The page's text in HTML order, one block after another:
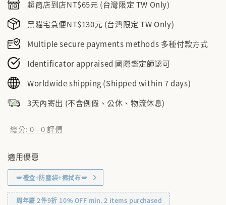
超商店到店NT$65元 (台灣限定 TW Only)
黑貓宅急便NT$130元 (台灣限定 TW Only)
Multiple secure payments methods 多種付款方式
Identificator appraised 國際鑑定師認可
Worldwide shipping (Shipped within 7 days)
3天內寄出 (不含例假、公休、物流休息)
總分:0 -0評價
適用優惠
🪽禮盒+防塵袋+擦拭布🪽
周年慶 2件9折 10% OFF min. 2 items purchased